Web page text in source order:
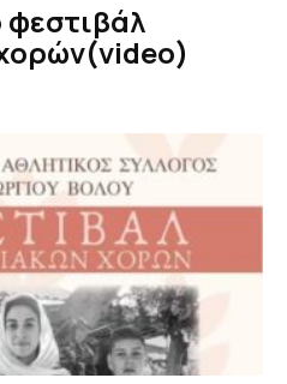
φεστιβάλ